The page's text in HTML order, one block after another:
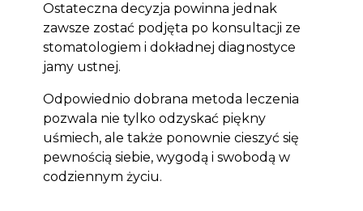
Ostateczna decyzja powinna jednak
zawsze zostać podjęta po konsultacji ze
stomatologiem i dokładnej diagnostyce
jamy ustnej.
Odpowiednio dobrana metoda leczenia
pozwala nie tylko odzyskać piękny
uśmiech, ale także ponownie cieszyć się
pewnością siebie, wygodą i swobodą w
codziennym życiu.